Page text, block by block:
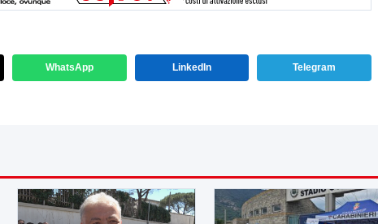
WhatsApp LinkedIn Telegram